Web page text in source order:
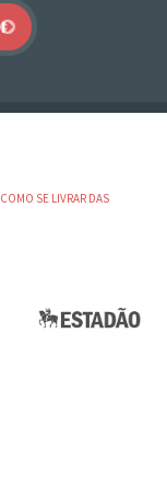
COMO SE LIVRAR DAS